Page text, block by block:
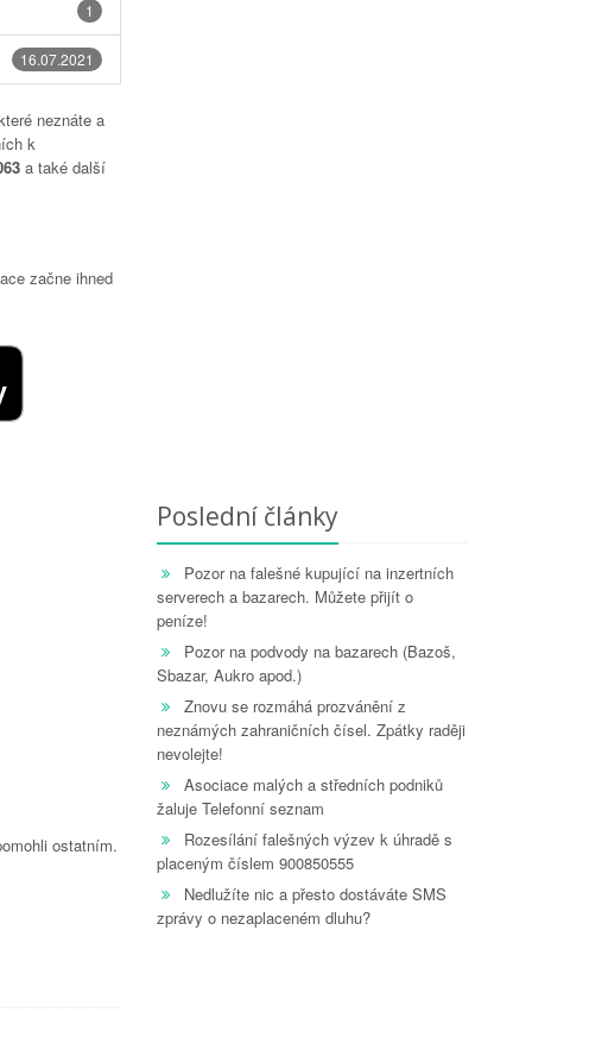
1
16.07.2021
neznáte a
k
a také další
začne ihned
ostatním.
Poslední články
Pozor na falešné kupující na inzertních
serverech a bazarech. Můžete přijít o
peníze!
Pozor na podvody na bazarech (Bazoš,
Sbazar, Aukro apod.)
Znovu se rozmáhá prozvánění z
neznámých zahraničních čísel. Zpátky raději
nevolejte!
Asociace malých a středních podniků
žaluje Telefonní seznam
Rozesílání falešných výzev k úhradě s
placeným číslem 900850555
Nedlužíte nic a přesto dostáváte SMS
zprávy o nezaplaceném dluhu?